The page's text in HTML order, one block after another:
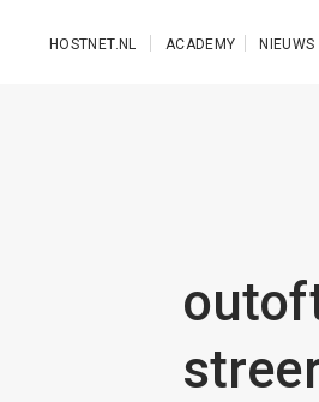
HOSTNET.NL ACADEMY NIEUWS